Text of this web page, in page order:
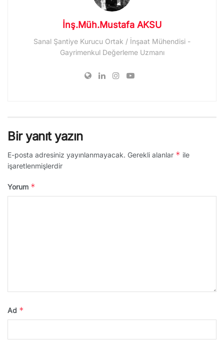
İnş.Müh.Mustafa AKSU
Sanal Şantiye Kurucu Ortak / İnşaat Mühendisi -
Gayrimenkul Değerleme Uzmanı
Bir yanıt yazın
E-posta adresiniz yayınlanmayacak. Gerekli alanlar * ile
işaretlenmişlerdir
Yorum *
Ad *